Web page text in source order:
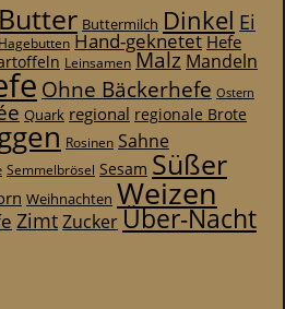
Butter Buttermilch Dinkel Ei
Hagebutten Hand-geknetet Hefe
Leinsamen Malz Mandeln
Ohne Bäckerhefe Ostern
Quark regional regionale Brote
Rosinen Sahne
Semmelbrösel Sesam Süßer
Weihnachten Weizen
ZimtZuckerÜber-Nacht